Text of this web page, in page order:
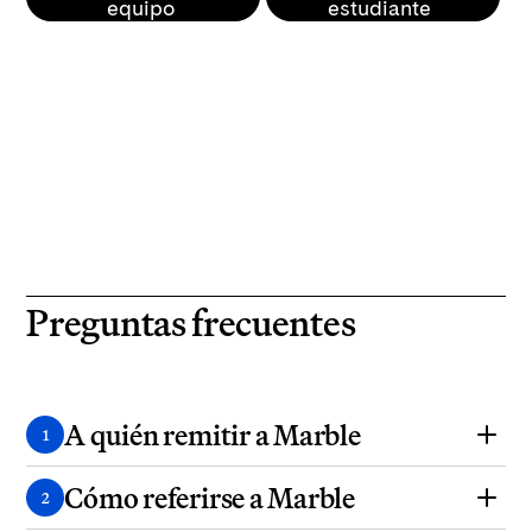
equipo estudiante
Preguntas frecuentes
1 A quién remitir a Marble
¿A quién puedo recomendar Marble?
2 Cómo referirse a Marble